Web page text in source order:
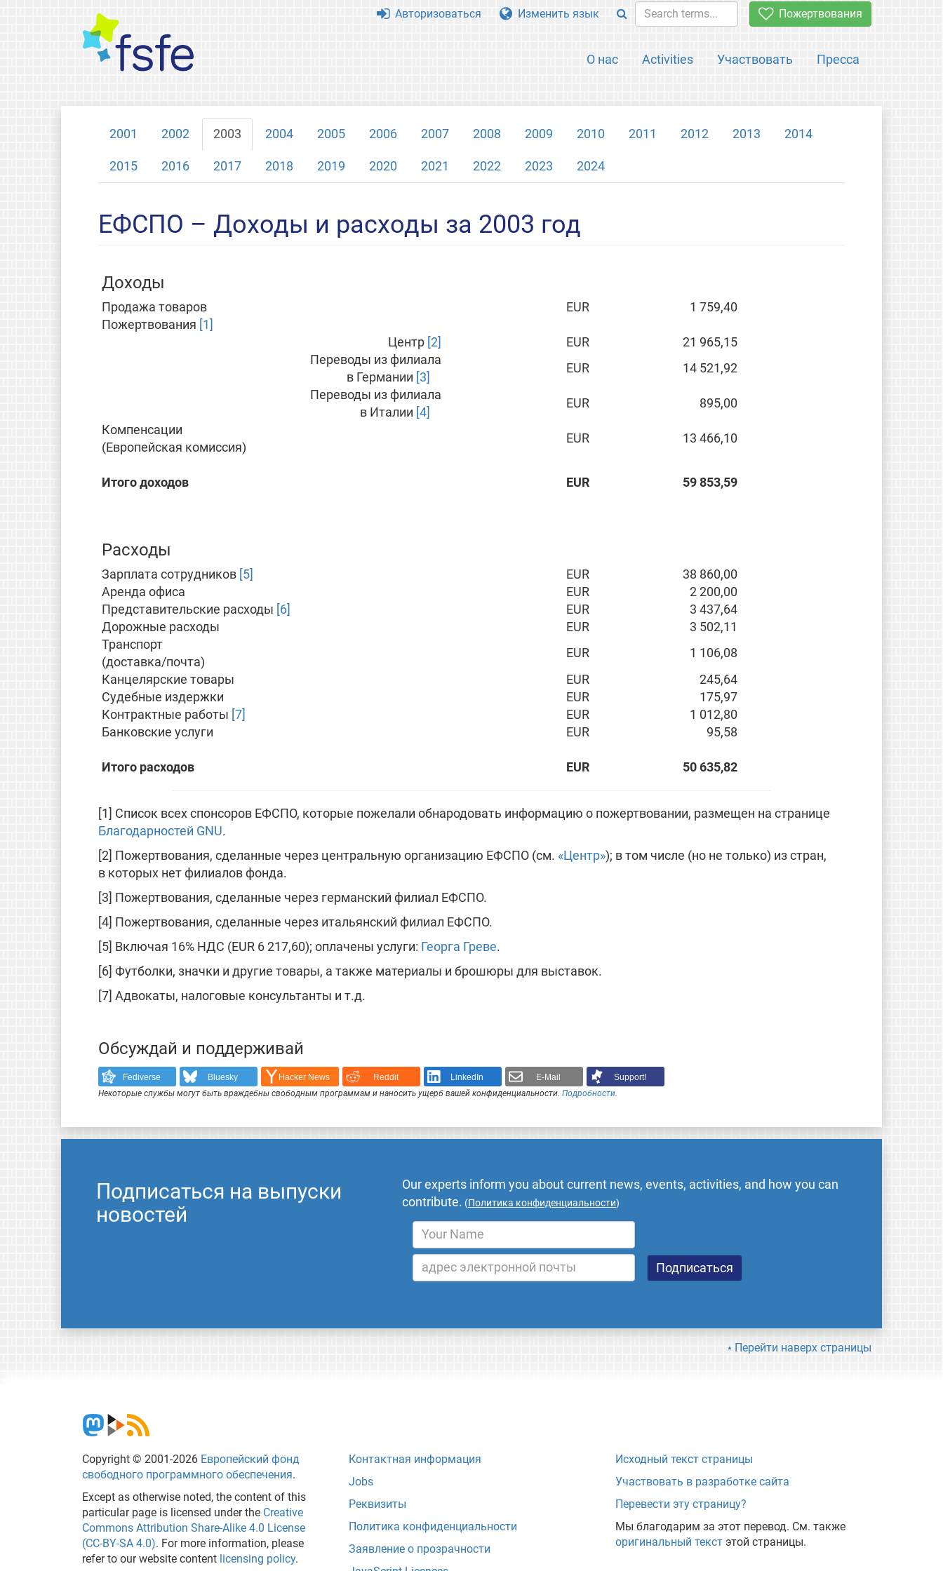
Пожертвования
О нас Activities Участвовать Пресса
Авторизоваться Изменить язык
2001 2002 2003 2004 2005 2006 2007 2008 2009 2010 2011 2012 2013 2014
2015 2016 2017 2018 2019 2020 2021 2022 2023 2024
ЕФСПО – Доходы и расходы за 2003 год
Доходы
Продажа товаров EUR
1 759,40
Пожертвования [1]
Центр [2] EUR
21 965,15
Переводы из филиала
в Германии [3]
EUR
14 521,92
Переводы из филиала
в Италии [4]
EUR
895,00
Компенсации
(Европейская комиссия)
EUR 13 466,10
Итого доходов EUR 59 853,59
Расходы
Зарплата сотрудников [5] EUR
38 860,00
Аренда офиса
EUR
2 200,00
Представительские расходы [6] EUR
3 437,64
Дорожные расходы
EUR
3 502,11
Транспорт
(доставка/почта)
EUR
1 106,08
Канцелярские товары
EUR
245,64
Судебные издержки
EUR
175,97
Контрактные работы [7] EUR
1 012,80
Банковские услуги
EUR 95,58
Итого расходов EUR 50 635,82
[1] Список всех спонсоров ЕФСПО, которые пожелали обнародовать информацию о пожертвовании, размещен на странице
Благодарностей GNU.
[2] Пожертвования, сделанные через центральную организацию ЕФСПО (см. «Центр»); в том числе (но не только) из стран,
в которых нет филиалов фонда.
[3] Пожертвования, сделанные через германский филиал ЕФСПО.
[4] Пожертвования, сделанные через итальянский филиал ЕФСПО.
[5] Включая 16% НДС (EUR 6 217,60); оплачены услуги: Георга Греве.
[6] Футболки, значки и другие товары, а также материалы и брошюры для выставок.
[7] Адвокаты, налоговые консультанты и т.д.
Обсуждай и поддерживай
Fediverse Bluesky Hacker News Reddit LinkedIn E-Mail
Support!
Некоторые службы могут быть враждебны свободным программам и наносить ущерб вашей конфиденциальности. Подробности.
Подписаться на выпуски
новостей
Our experts inform you about current news, events, activities, and how you can
contribute. (Политика конфиденциальности)
Перейти наверх страницы
Copyright © 2001-2026 Европейский фонд
свободного программного обеспечения.
Except as otherwise noted, the content of this
particular page is licensed under the Creative
Commons Attribution Share-Alike 4.0 License
(CC-BY-SA 4.0). For more information, please
refer to our website content licensing policy.
Контактная информация
Jobs
Реквизиты
Политика конфиденциальности
Заявление о прозрачности
Исходный текст страницы
Участвовать в разработке сайта
Перевести эту страницу?
Мы благодарим за этот перевод. См. также
оригинальный текст этой страницы.